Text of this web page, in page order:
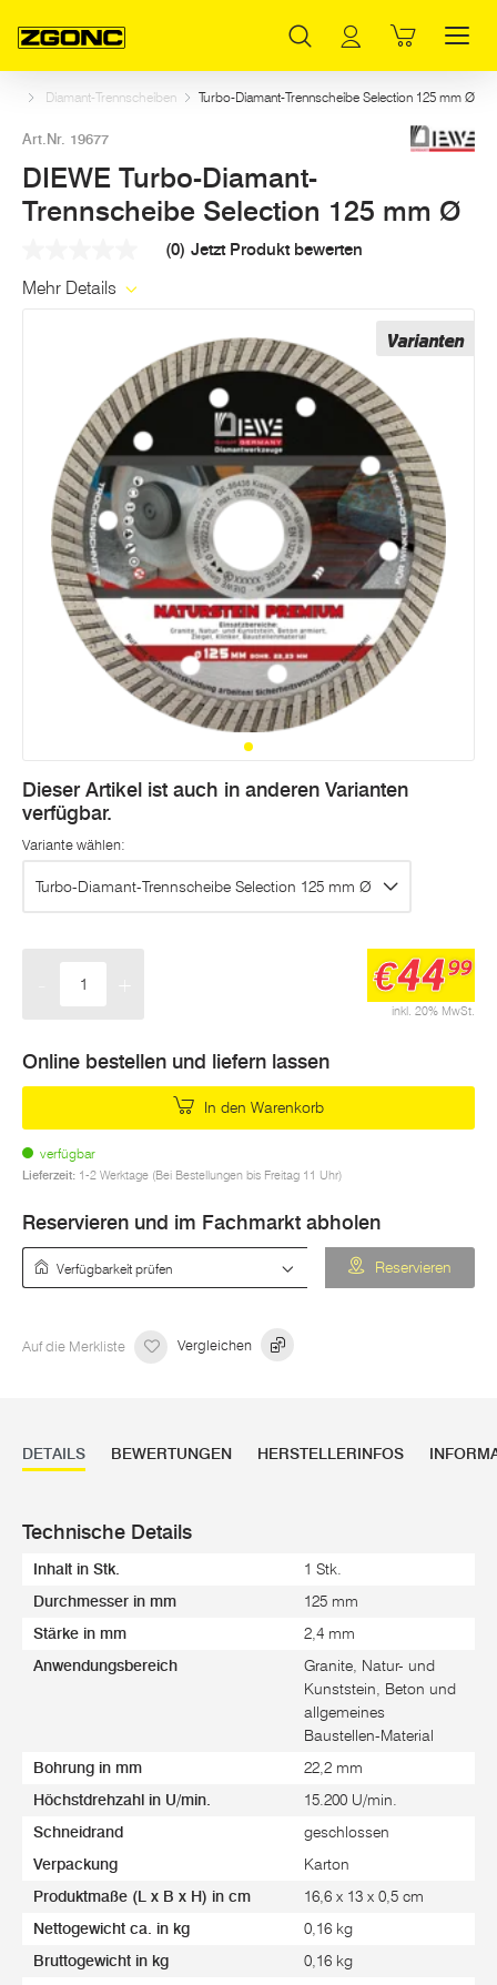
Diamant-Trennscheiben Turbo-Diamant-Trennscheibe Selection 125 mm Ø
Art.Nr. 19677
DIEWE Turbo-Diamant-
Trennscheibe Selection 125 mm Ø
Link
(0) Jetzt Produkt bewerten
Mehr Details
Varianten
Dieser Artikel ist auch in anderen Varianten
verfügbar.
Variante wählen:
Turbo-Diamant-Trennscheibe Selection 125 mm Ø
inkl. 20% MwSt.
€4499
Online bestellen und liefern lassen
In den Warenkorb
verfügbar
Lieferzeit: 1-2 Werktage (Bei Bestellungen bis Freitag 11 Uhr)
Reservieren und im Fachmarkt abholen
Reservieren
Auf die Merkliste Vergleichen
DETAILS BEWERTUNGEN HERSTELLERINFOS
Technische Details
Inhalt in Stk. 1 Stk.
Durchmesser in mm 125 mm
Stärke in mm 2,4 mm
Anwendungsbereich
Granite, Natur- und
Kunststein, Beton und
allgemeines
Baustellen-Material
Bohrung in mm 22,2 mm
Höchstdrehzahl in U/min. 15.200 U/min.
Schneidrand geschlossen
Verpackung Karton
Produktmaße (L x B x H) in cm 16,6 x 13 x 0,5 cm
Nettogewicht ca. in kg 0,16 kg
Bruttogewicht in kg 0,16 kg